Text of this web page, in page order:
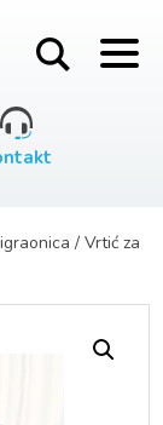
/ Vrtić za